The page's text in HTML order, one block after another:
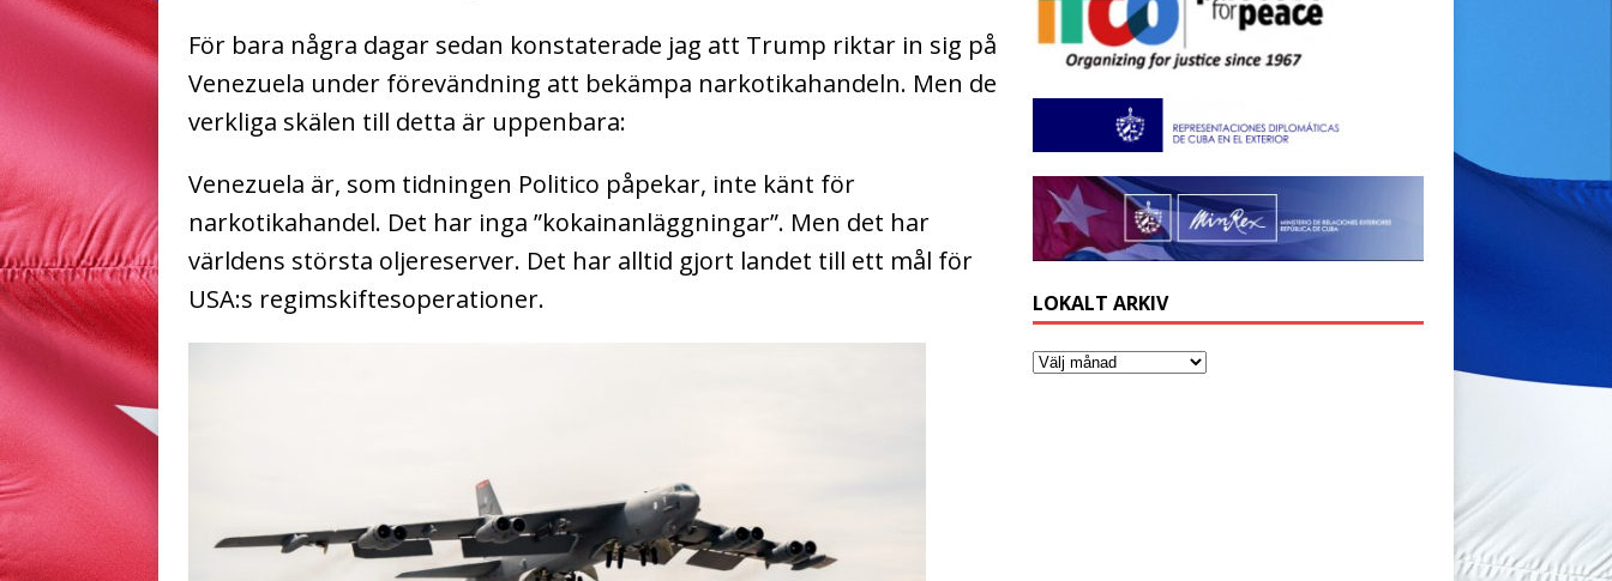
För bara några dagar sedan konstaterade jag att Trump riktar in sig på
Venezuela under förevändning att bekämpa narkotikahandeln. Men de
verkliga skälen till detta är uppenbara:
Venezuela är, som tidningen Politico påpekar, inte känt för
narkotikahandel. Det har inga ”kokainanläggningar”. Men det har
världens största oljereserver. Det har alltid gjort landet till ett mål för
USA:s regimskiftesoperationer.
LOKALT ARKIV